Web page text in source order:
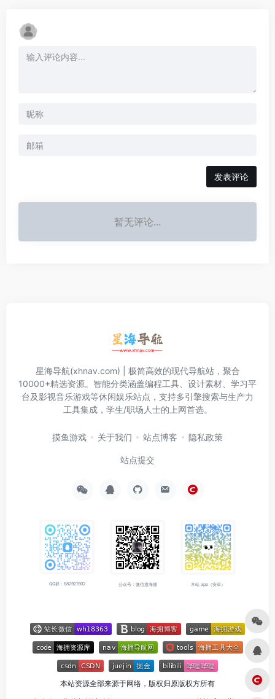
发表评论
暂无评论...
星海导航(xhnav.com) | 极简高效的现代导航站，聚合
10000+精选资源。智能分类涵盖编程工具、设计素材、学习平
台及影视音乐游戏等休闲娱乐站点，支持多引擎搜索与生产力
工具集成，学生/职场人士的上网首选。
摸鱼游戏 关于我们 站点博客 隐私政策
站点提交
QQ群：682921902 公众号：微信搜海拥 本站 app（安卓）
本站资源全部来源于网络，版权归原版权方所有